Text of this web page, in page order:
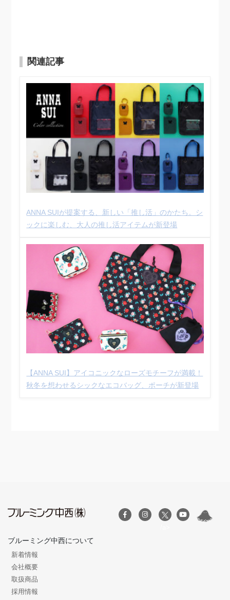
関連記事
ANNA SUIが提案する、新しい「推し活」のかたち。シ
ックに楽しむ、大人の推し活アイテムが新登場
【ANNA SUI】アイコニックなローズモチーフが満載！
秋冬を想わせるシックなエコバッグ、ポーチが新登場
ブルーミング中西について
新着情報
会社概要
取扱商品
採用情報